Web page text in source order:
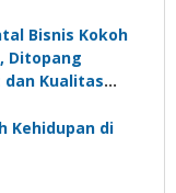
Bisnis Kokoh
Kualitas
Kehidupan di